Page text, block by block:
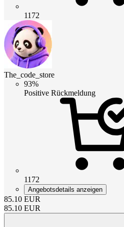
1172
The_code_store
93%
Positive Rückmeldung
1172
Angebotsdetails anzeigen
85.10 EUR
85.10 EUR